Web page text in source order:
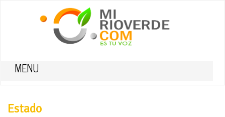
MENU
Estado